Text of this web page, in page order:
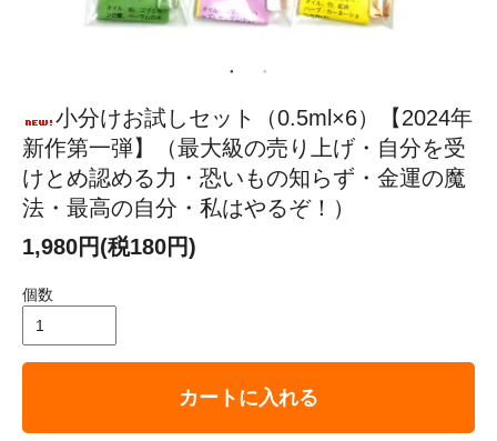
小分けお試しセット（0.5ml×6）【2024年
新作第一弾】（最大級の売り上げ・自分を受
けとめ認める力・恐いもの知らず・金運の魔
法・最高の自分・私はやるぞ！）
1,980円(税180円)
個数
カートに入れる